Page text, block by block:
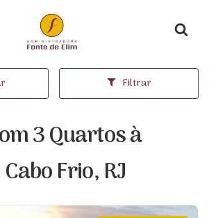
Página inicial
Filtrar
3 Quartos à
Frio, RJ